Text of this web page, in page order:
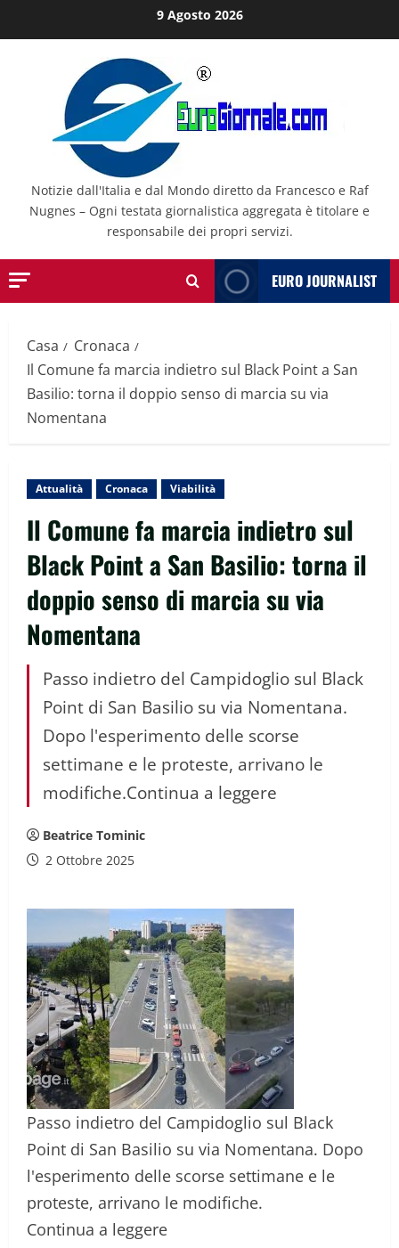
al
9 Agosto 2026
Notizie dall'Italia e dal Mondo diretto da Francesco e Raf
Nugnes – Ogni testata giornalistica aggregata è titolare e
responsabile dei propri servizi.
EURO JOURNALIST
Casa
Cronaca
Il Comune fa marcia indietro sul Black Point a San
Basilio: torna il doppio senso di marcia su via
Nomentana
Attualità Cronaca Viabilità
Il Comune fa marcia indietro sul
Black Point a San Basilio: torna il
doppio senso di marcia su via
Nomentana
Passo indietro del Campidoglio sul Black
Point di San Basilio su via Nomentana.
Dopo l'esperimento delle scorse
settimane e le proteste, arrivano le
modifiche.Continua a leggere
Beatrice Tominic
2 Ottobre 2025
Passo indietro del Campidoglio sul Black
Point di San Basilio su via Nomentana. Dopo
l'esperimento delle scorse settimane e le
proteste, arrivano le modifiche.
Continua a leggere